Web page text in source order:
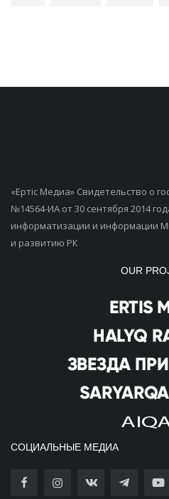
«Ертiс Медиа» Свидетельство о
№14564-ИА от 30 сентября 2014
информатизации и информации
и развитию РК
OUR
СОЦИАЛЬНЫЕ МЕДИА